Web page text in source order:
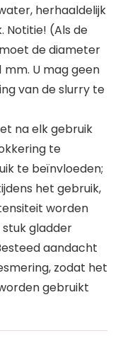
herhaaldelijk
Notitie! (Als de
de diameter
mm. U mag geen
van de slurry te
na elk gebruik
te
te beïnvloeden;
het gebruik,
worden
gladder
aandacht
zodat het
gebruikt